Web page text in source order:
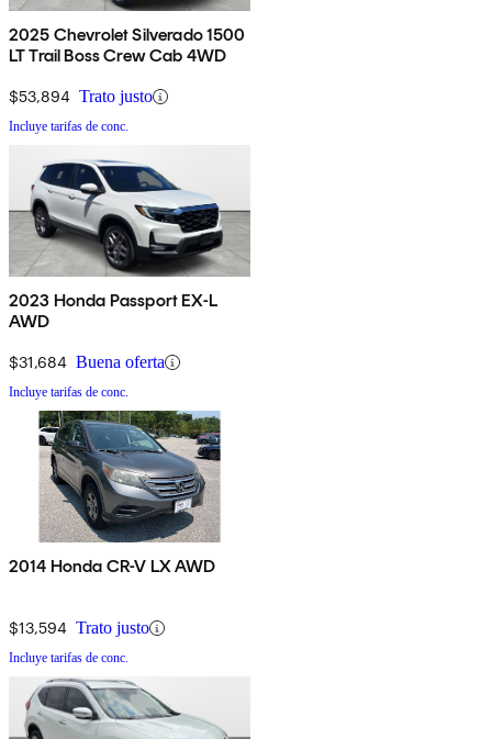
2025 Chevrolet Silverado 1500
LT Trail Boss Crew Cab 4WD
$53,894 Trato justo
Incluye tarifas de conc.
2023 Honda Passport EX-L
AWD
$31,684 Buena oferta
Incluye tarifas de conc.
2014 Honda CR-V LX AWD
$13,594 Trato justo
Incluye tarifas de conc.